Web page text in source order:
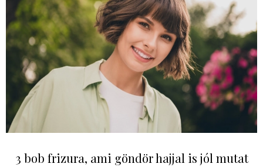
3 bob frizura, ami göndör hajjal is jól mutat